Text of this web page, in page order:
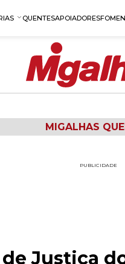
QUENTESAPOIADORES
MIGALHAS
PUBLICIDADE
Justiça